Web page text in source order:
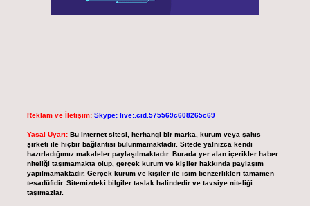
Reklam ve İletişim: Skype: live:.cid.575569c608265c69
Yasal Uyarı: Bu internet sitesi, herhangi bir marka, kurum veya şahıs
şirketi ile hiçbir bağlantısı bulunmamaktadır. Sitede yalnızca kendi
hazırladığımız makaleler paylaşılmaktadır. Burada yer alan içerikler haber
niteliği taşımamakta olup, gerçek kurum ve kişiler hakkında paylaşım
yapılmamaktadır. Gerçek kurum ve kişiler ile isim benzerlikleri tamamen
tesadüfidir. Sitemizdeki bilgiler taslak halindedir ve tavsiye niteliği
taşımazlar.